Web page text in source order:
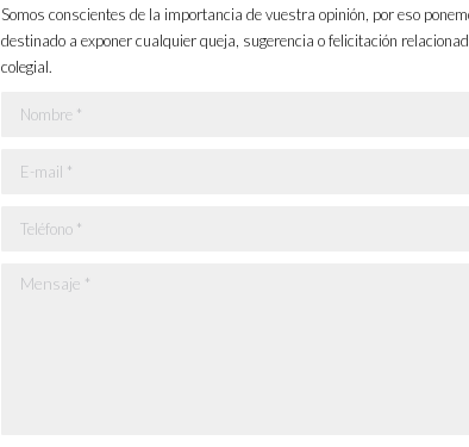
Somos conscientes de la importancia de vuestra opinión, por eso
destinado a exponer cualquier queja, sugerencia o felicitación
colegial.
Nombre *
E-mail *
Teléfono *
Mensaje *